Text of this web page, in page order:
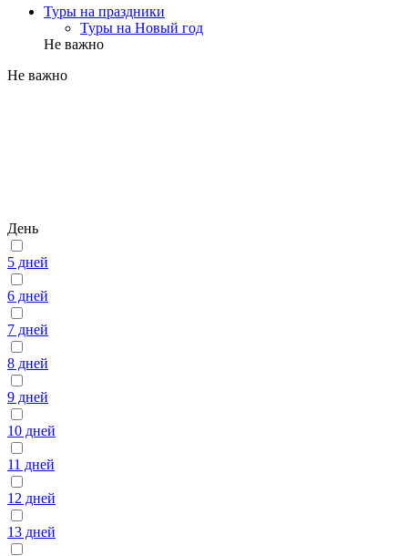
Туры на праздники
Туры на Новый год
Не важно
Не важно
День
5 дней
6 дней
7 дней
8 дней
9 дней
10 дней
11 дней
12 дней
13 дней